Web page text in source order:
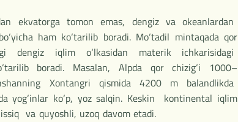
ekvatorga tomon emas, dengiz va okeanlardan
ham ko‘tarilib boradi. Mo‘tadil mintaqada qor
dengiz iqlim o‘lkasidan materik ichkarisidagi
boradi. Masalan, Alpda qor chizig‘i 1000–
Xontangri qismida 4200 m balandlikda
yog‘inlar ko‘p, yoz salqin. Keskin kontinental iqlim
va quyoshli, uzoq davom etadi.